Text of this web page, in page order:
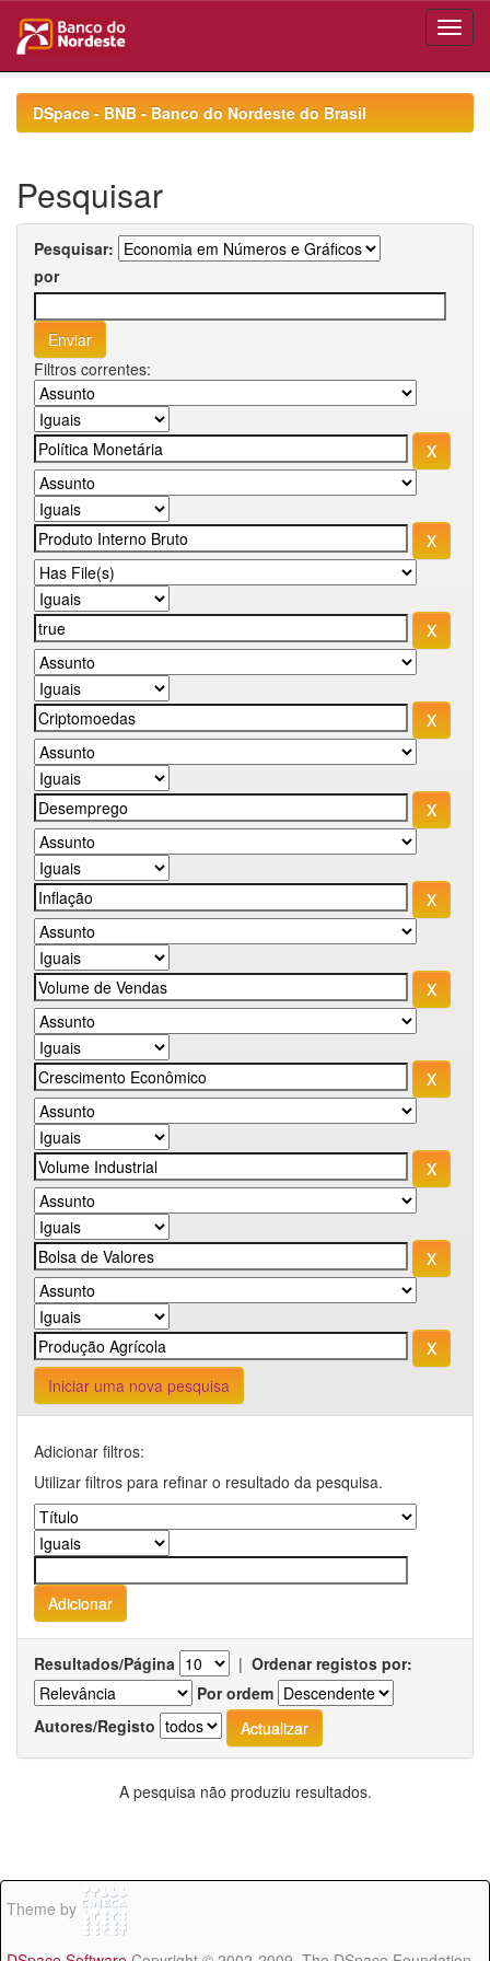
navigationDSpace - BNB - Banco do Nordeste do Brasil
Pesquisar
Pesquisar:
por
Filtros correntes:
Iniciar uma nova pesquisa
Adicionar filtros:
Utilizar filtros para refinar o resultado da pesquisa.
Resultados/Página | Ordenar registos por:
Por ordem
Autores/Registo
A pesquisa não produziu resultados.
Theme by